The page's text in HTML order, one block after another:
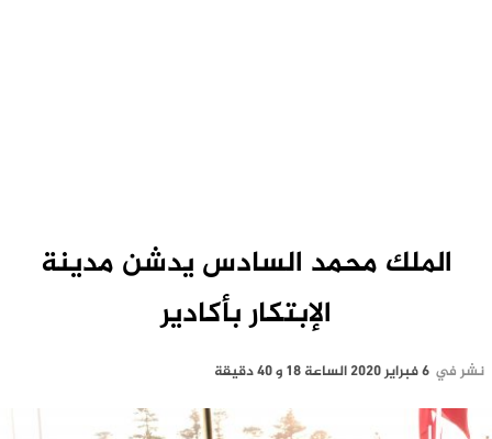
الملك محمد السادس يدشن مدينة
الإبتكار بأكادير
نشر في 6 فبراير 2020 الساعة 18 و 40 دقيقة